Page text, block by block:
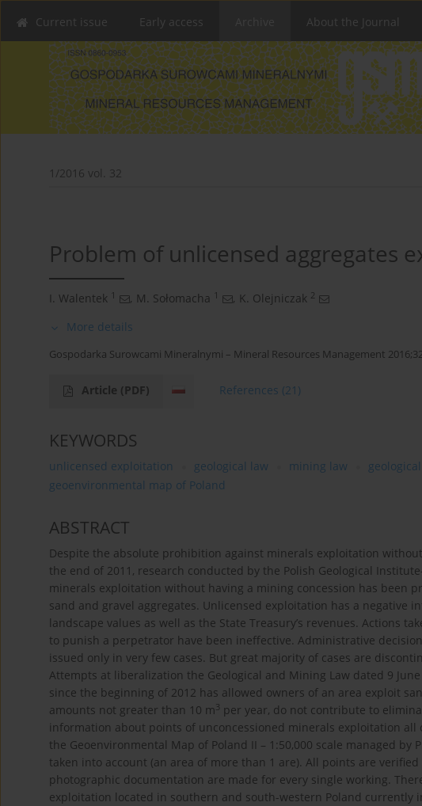
Current issue Early access About the Journal
1/2016 vol. 32
Problem of unlicensed aggregates
I. Walentek 1 , M. Sołomacha 1 , K. Olejniczak 2
More details
Gospodarka Surowcami Mineralnymi – Mineral Resources Management
Article (PDF) References (21)
KEYWORDS
unlicensed exploitation geological law mining law
geoenvironmental map of Poland
ABSTRACT
Despite the absolute prohibition against minerals exploitation
the end of 2011, research conducted by the Polish Geological
minerals exploitation without having a mining concession has been
sand and gravel aggregates. Unlicensed exploitation has a negative
landscape values as well as the State Treasury’s revenues. Actions
to punish a perpetrator have been ineffective. Administrative
issued only in very few cases. But great majority of cases are
Attempts at liberalization the Geological and Mining Law dated 9
since the beginning of 2012 has allowed owners of an area exploit
amounts not greater than 10 m3 per year, do not contribute to
information about points of unconcessioned minerals exploitation all
the Geoenvironmental Map of Poland II – 1:50,000 scale managed by
taken into account (an area of more than 1 are). All points are
photographic documentation are made for every single working.
exploitation located in southern and south-western Poland currently